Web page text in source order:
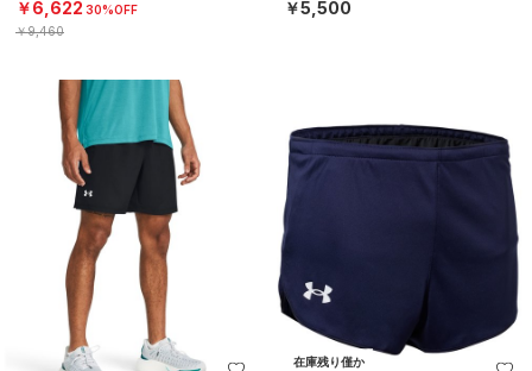
￥6,622 30%OFF
￥9,460
￥5,500
在庫残り僅か